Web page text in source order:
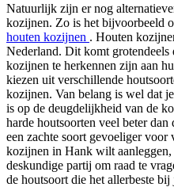
Natuurlijk zijn er nog
kozijnen. Zo is het bijvoorbeeld
houten kozijnen . Houten
Nederland. Dit komt grotendeels
kozijnen te herkennen zijn aan
kiezen uit verschillende
kozijnen. Van belang is wel dat
is op de deugdelijkheid van de
harde houtsoorten veel beter
een zachte soort gevoeliger
kozijnen in Hank wilt aanleggen,
deskundige partij om raad te
de houtsoort die het allerbeste